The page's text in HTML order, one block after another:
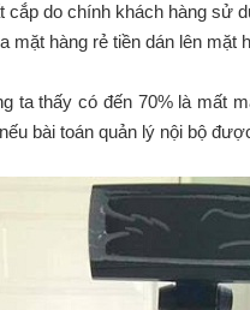
do chính khách hàng sử
hàng rẻ tiền dán lên mặt
ta thấy có đến 70% là mất
bài toán quản lý nội bộ